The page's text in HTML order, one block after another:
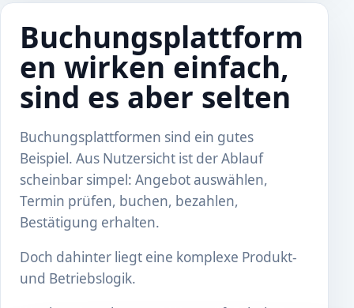
Buchungsplattform
en wirken einfach,
sind es aber selten
Buchungsplattformen sind ein gutes
Beispiel. Aus Nutzersicht ist der Ablauf
scheinbar simpel: Angebot auswählen,
Termin prüfen, buchen, bezahlen,
Bestätigung erhalten.
Doch dahinter liegt eine komplexe Produkt-
und Betriebslogik.